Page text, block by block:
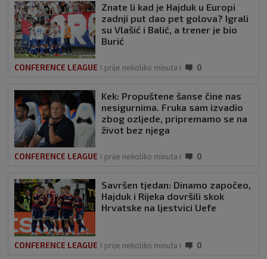
Znate li kad je Hajduk u Europi
zadnji put dao pet golova? Igrali
su Vlašić i Balić, a trener je bio
Burić
CONFERENCE LEAGUE prije nekoliko minuta 0
Kek: Propuštene šanse čine nas
nesigurnima. Fruka sam izvadio
zbog ozljede, pripremamo se na
život bez njega
CONFERENCE LEAGUE prije nekoliko minuta 0
Savršen tjedan: Dinamo započeo,
Hajduk i Rijeka dovršili skok
Hrvatske na ljestvici Uefe
CONFERENCE LEAGUE prije nekoliko minuta 0